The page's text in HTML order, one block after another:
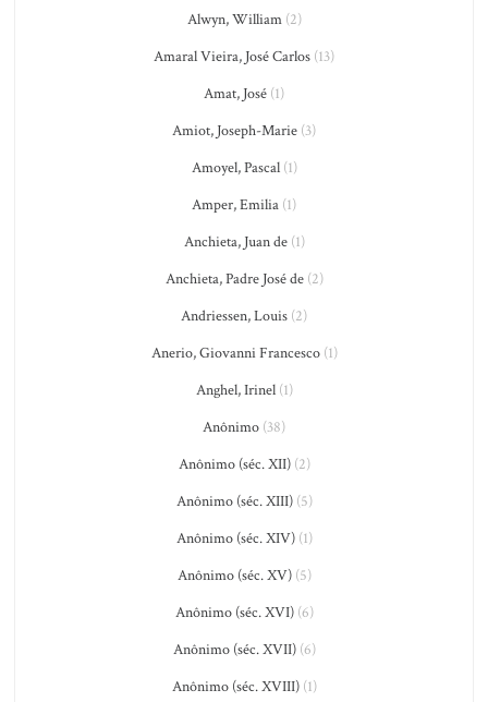
Alwyn, William(2)
Amaral Vieira, José Carlos (13)
Amat, José (1)
Amiot, Joseph-Marie (3)
Amoyel, Pascal(1)
Amper, Emilia (1)
Anchieta, Juan de(1)
Anchieta, Padre José de(2)
Andriessen, Louis (2)
Anerio, Giovanni Francesco(1)
Anghel, Irinel(1)
Anônimo (38)
Anônimo (séc. XII)(2)
Anônimo (séc. XIII)(5)
Anônimo (séc. XIV)(1)
Anônimo (séc. XV)(5)
Anônimo (séc. XVI)(6)
Anônimo (séc. XVII)(6)
Anônimo (séc. XVIII)(1)